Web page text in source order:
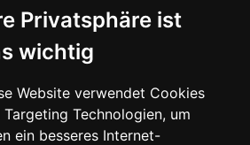
Privatsphäre ist
wichtig
Website verwendet Cookies
Targeting Technologien, um
ein besseres Internet-
TV